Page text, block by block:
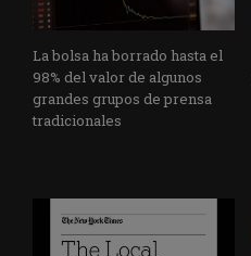
La bolsa ha borrado hasta el
98% del valor de algunos
grandes grupos de prensa
tradicionales